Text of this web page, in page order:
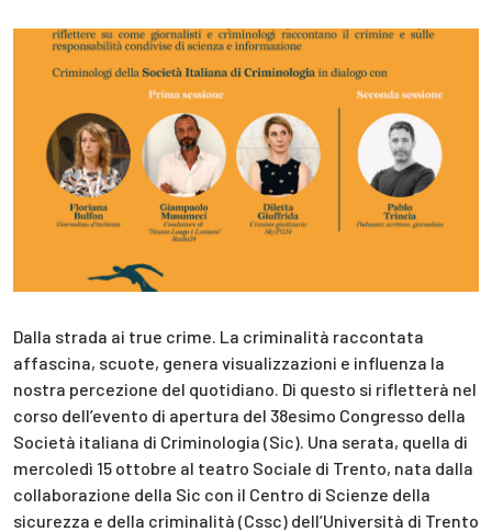
Dalla strada ai true crime. La criminalità raccontata
affascina, scuote, genera visualizzazioni e influenza la
nostra percezione del quotidiano. Di questo si rifletterà nel
corso dell’evento di apertura del 38esimo Congresso della
Società italiana di Criminologia (Sic). Una serata, quella di
mercoledì 15 ottobre al teatro Sociale di Trento, nata dalla
collaborazione della Sic con il Centro di Scienze della
sicurezza e della criminalità (Cssc) dell’Università di Trento